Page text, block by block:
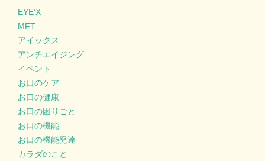
EYE’X
MFT
アイックス
アンチエイジング
イベント
お口のケア
お口の健康
お口の困りごと
お口の機能
お口の機能発達
カラダのこと